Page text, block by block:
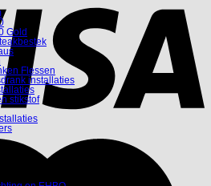
Gold
Flessen
installaties
stikstof